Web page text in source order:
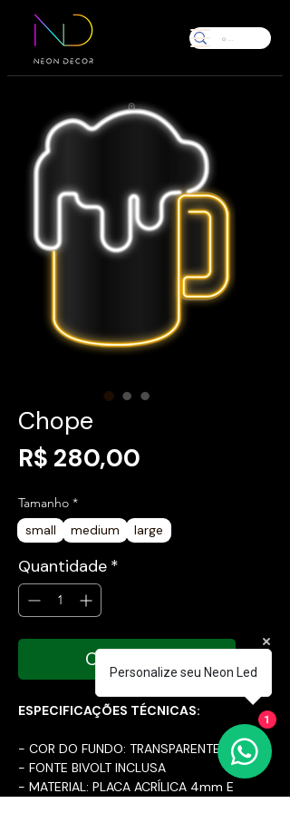
Chope
R$ 280,00
Tamanho *
small
medium large
Quantidade *
COMPRAR
ESPECIFICAÇÕES TÉCNICAS:
- COR DO FUNDO: TRANSPARENTE
- FONTE BIVOLT INCLUSA
- MATERIAL: PLACA ACRÍLICA 4mm E
Personalize seu Neon Led
1